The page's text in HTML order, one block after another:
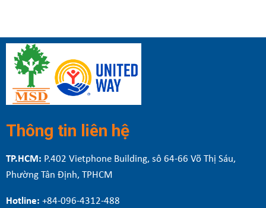
Thông tin liên hệ
TP.HCM: P.402 Vietphone Building, sô 64-66 Võ Thị Sáu,
Phường Tân Định, TPHCM
Hotline: +84-096-4312-488